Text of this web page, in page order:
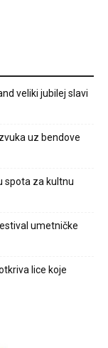
veliki jubilej slavi
uz bendove
spota za kultnu
umetničke
lice koje